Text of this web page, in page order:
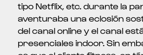
tipo Netflix, etc. durante la
aventuraba una eclosión
del canal online y el canal
presenciales indoor. Sin